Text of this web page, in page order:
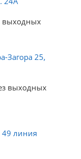
выходных
Загора 25,
выходных
49 линия